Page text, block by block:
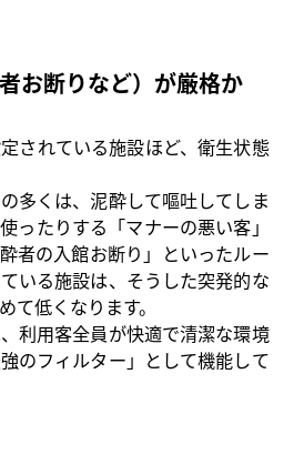
お断りなど）が厳格か
されている施設ほど、衛生状態
多くは、泥酔して嘔吐してしま
ったりする「マナーの悪い客」
者の入館お断り」といったルー
いる施設は、そうした突発的な
て低くなります。
利用客全員が快適で清潔な環境
のフィルター」として機能して